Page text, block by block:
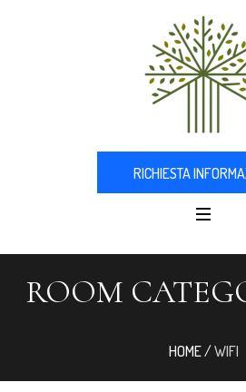
RICHIESTA
ROOM
HOME/WIFI